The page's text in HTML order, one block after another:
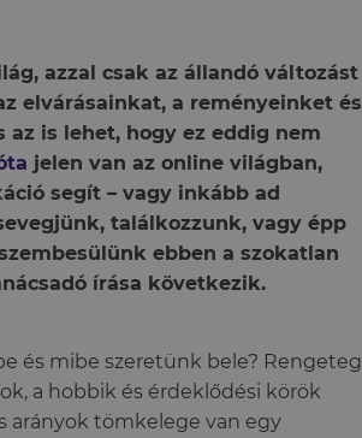
azzal csak az állandó változást
elvárásainkat, a reményeinket és
is lehet, hogy ez eddig nem
jelen van az online világban,
segít – vagy inkább ad
találkozzunk, vagy épp
ebben a szokatlan
írása következik.
és mibe szeretünk bele? Rengeteg
a hobbik és érdeklődési körök
arányok tömkelege van egy